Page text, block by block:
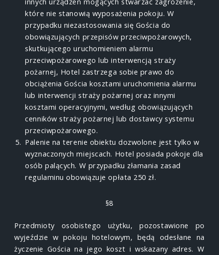
które nie stanowią wy­posażenia pokoju. W
przypadku niezastosowania się Gościa do
obowiązujących przepisów przeciwpożarowych,
skutkującego uruchomieniem alarmu
przeciwpożarowego lub interwencją straży
pożarnej, Hotel zastrzega sobie prawo do
obciążenia Gościa kosztami uruchomienia alarmu
lub interwencji straży pożarnej oraz innymi
kosztami operacyjnymi, według obowiązujących
cenników straży pożarnej lub dostawcy systemu
przeciwpożarowego.
Palenie na terenie obiektu dozwolone jest tylko w
wyznaczonych miejscach. Hotel posiada pokoje dla
osób palących. W przypadku złamania zasad
regulaminu obowiązuje opłata 250 zł.
§8
Przedmioty osobistego użytku, pozostawione po
wyjeździe w pokoju hotelowym, będą odesłane na
życzenie Gościa na jego koszt i wskazany adres. W